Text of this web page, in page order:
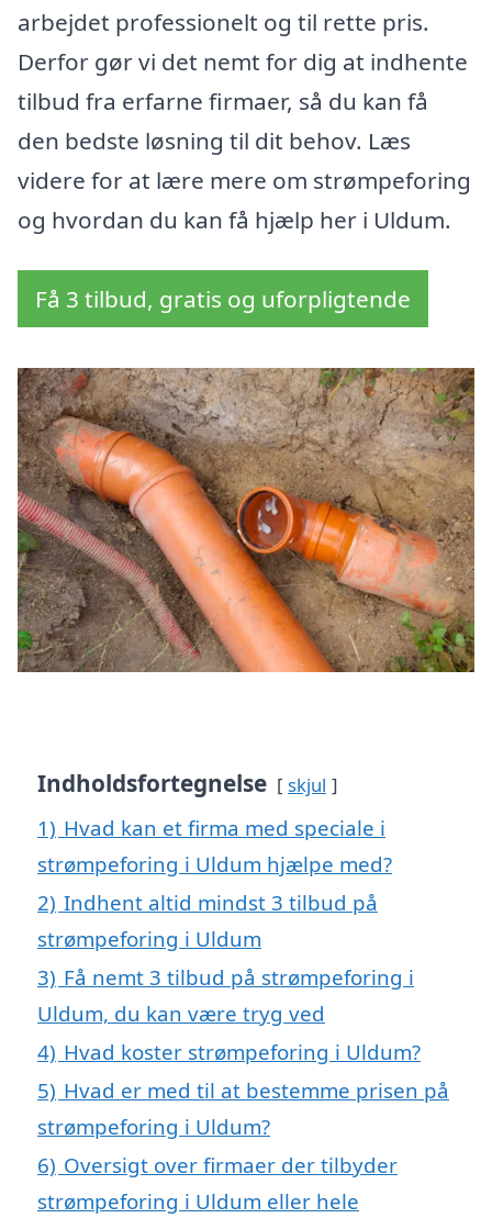
arbejdet professionelt og til rette pris.
Derfor gør vi det nemt for dig at indhente
tilbud fra erfarne firmaer, så du kan få
den bedste løsning til dit behov. Læs
videre for at lære mere om strømpeforing
og hvordan du kan få hjælp her i Uldum.
Få 3 tilbud, gratis og uforpligtende
Indholdsfortegnelse skjul
1) Hvad kan et firma med speciale i
strømpeforing i Uldum hjælpe med?
2) Indhent altid mindst 3 tilbud på
strømpeforing i Uldum
3) Få nemt 3 tilbud på strømpeforing i
Uldum, du kan være tryg ved
4) Hvad koster strømpeforing i Uldum?
5) Hvad er med til at bestemme prisen på
strømpeforing i Uldum?
6) Oversigt over firmaer der tilbyder
strømpeforing i Uldum eller hele